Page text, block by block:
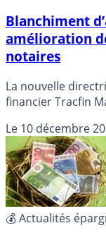
Blanchiment
amélioration
notaires
La nouvelle
financier Tracfin
pour signaler les
de financement
Le 10 décembre
💰 Actualités